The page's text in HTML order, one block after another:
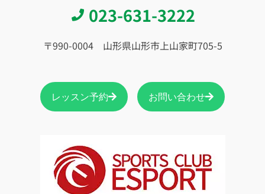
023-631-3222
〒990-0004 山形県山形市上山家町705-5
レッスン予約 お問い合わせ